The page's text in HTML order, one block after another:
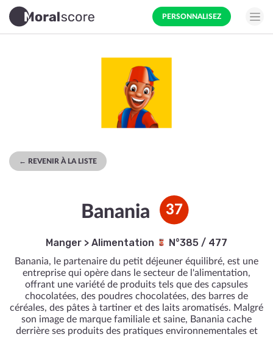
PERSONNALISEZ
← REVENIR À LA LISTE
Banania 37
Manger > Alimentation N°385 / 477
Banania, le partenaire du petit déjeuner équilibré, est une
entreprise qui opère dans le secteur de l'alimentation,
offrant une variété de produits tels que des capsules
chocolatées, des poudres chocolatées, des barres de
céréales, des pâtes à tartiner et des laits aromatisés. Malgré
son image de marque familiale et saine, Banania cache
derrière ses produits des pratiques environnementales et